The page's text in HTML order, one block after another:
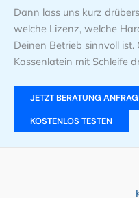
Dann lass uns kurz
welche Lizenz, welche
Deinen Betrieb sinnvoll
Kassenlatein mit Schleife
JETZT BERATUNG
KOSTENLOS TESTEN